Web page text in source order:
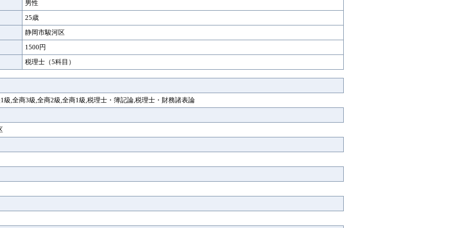
男性
25歳
静岡市駿河区
1500円
税理士（5科目）
級,全商3級,全商2級,全商1級,税理士・簿記論,税理士・財務諸表論